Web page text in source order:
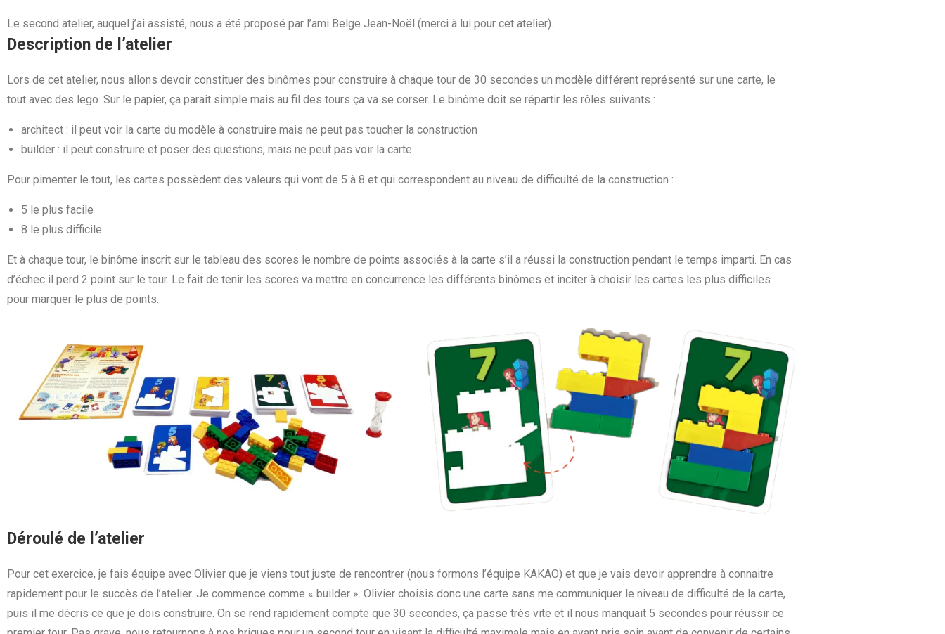
Le second atelier, auquel j’ai assisté, nous a été proposé par l’ami Belge Jean-Noël (merci à lui pour cet atelier).
Description de l’atelier
Lors de cet atelier, nous allons devoir constituer des binômes pour construire à chaque tour de 30 secondes un modèle différent représenté sur une carte, le
tout avec des lego. Sur le papier, ça parait simple mais au fil des tours ça va se corser. Le binôme doit se répartir les rôles suivants :
architect : il peut voir la carte du modèle à construire mais ne peut pas toucher la construction
builder : il peut construire et poser des questions, mais ne peut pas voir la carte
Pour pimenter le tout, les cartes possèdent des valeurs qui vont de 5 à 8 et qui correspondent au niveau de difficulté de la construction :
5 le plus facile
8 le plus difficile
Et à chaque tour, le binôme inscrit sur le tableau des scores le nombre de points associés à la carte s’il a réussi la construction pendant le temps imparti. En cas
d’échec il perd 2 point sur le tour. Le fait de tenir les scores va mettre en concurrence les différents binômes et inciter à choisir les cartes les plus difficiles
pour marquer le plus de points.
Déroulé de l’atelier
Pour cet exercice, je fais équipe avec Olivier que je viens tout juste de rencontrer (nous formons l’équipe KAKAO) et que je vais devoir apprendre à connaitre
rapidement pour le succès de l’atelier. Je commence comme « builder ». Olivier choisis donc une carte sans me communiquer le niveau de difficulté de la carte,
puis il me décris ce que je dois construire. On se rend rapidement compte que 30 secondes, ça passe très vite et il nous manquait 5 secondes pour réussir ce